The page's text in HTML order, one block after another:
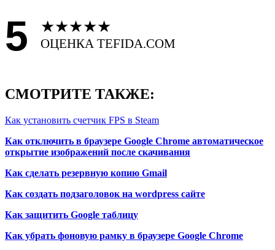
5 ★★★★★
ОЦЕНКА TEFIDA.COM
СМОТРИТЕ ТАКЖЕ:
Как установить счетчик FPS в Steam
Как отключить в браузере Google Chrome автоматическое
открытие изображений после скачивания
Как сделать резервную копию Gmail
Как создать подзаголовок на wordpress сайте
Как защитить Google таблицу
Как убрать фоновую рамку в браузере Google Chrome